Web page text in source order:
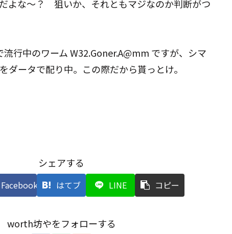
よな～？ 狙いか、それともマジなのか判断がつ
流行中のワームW32.Goner.A@mm ですが、シマ
をダータで配り中。この際だから貰っとけ。
シェアする
Facebook はてブ LINE コピー
worth坊やをフォローする